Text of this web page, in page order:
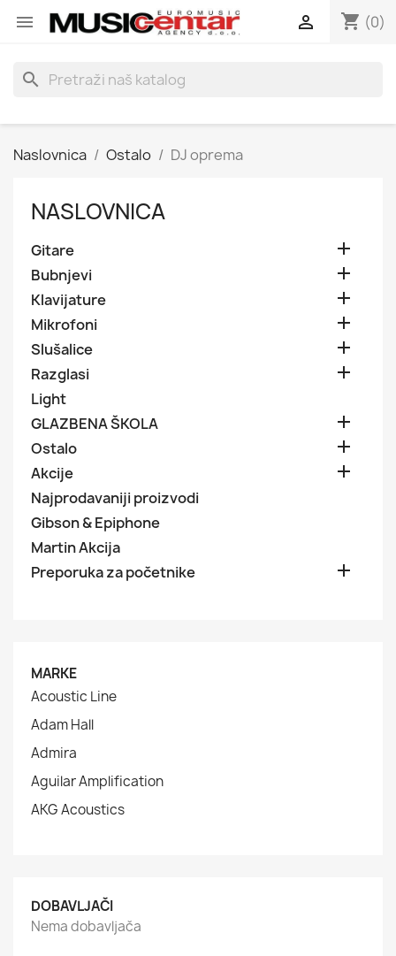
 shopping_cart (0)

search
Naslovnica Ostalo DJ oprema
NASLOVNICA
Gitare 
Bubnjevi 
Klavijature 
Mikrofoni 
Slušalice 
Razglasi 
Light
GLAZBENA ŠKOLA

Ostalo 
Akcije 
Najprodavaniji proizvodi
Gibson & Epiphone
Martin Akcija
Preporuka za početnike

MARKE
Acoustic Line
Adam Hall
Admira
Aguilar Amplification
AKG Acoustics
DOBAVLJAČI
Nema dobavljača